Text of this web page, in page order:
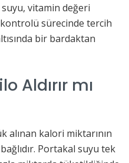
suyu, vitamin değeri
sürecinde tercih
bir bardaktan
Aldırır mı
alınan kalori miktarının
Portakal suyu tek